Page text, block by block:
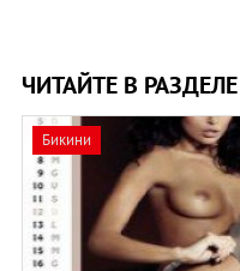
ЧИТАЙТЕ В РАЗДЕЛЕ
Бикини